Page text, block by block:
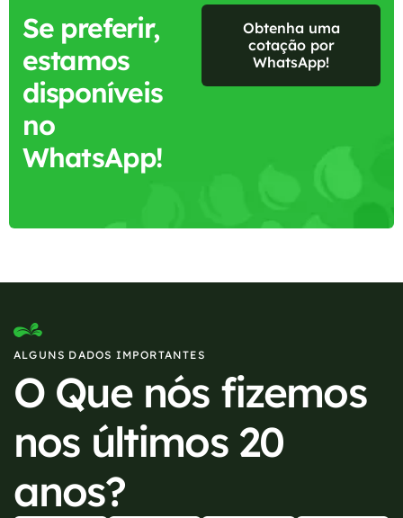
Se preferir,
estamos
disponíveis
no
WhatsApp!
Obtenha uma
cotação por
WhatsApp!
ALGUNS DADOS IMPORTANTES
O Que nós fizemos
nos últimos 20
anos?